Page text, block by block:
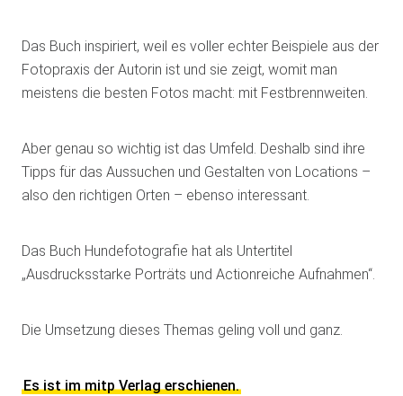
Das Buch inspiriert, weil es voller echter Beispiele aus der
Fotopraxis der Autorin ist und sie zeigt, womit man
meistens die besten Fotos macht: mit Festbrennweiten.
Aber genau so wichtig ist das Umfeld. Deshalb sind ihre
Tipps für das Aussuchen und Gestalten von Locations –
also den richtigen Orten – ebenso interessant.
Das Buch Hundefotografie hat als Untertitel
„Ausdrucksstarke Porträts und Actionreiche Aufnahmen“.
Die Umsetzung dieses Themas geling voll und ganz.
Es ist im mitp Verlag erschienen.